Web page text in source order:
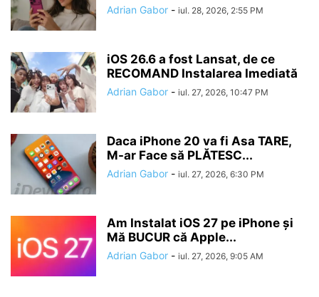
Adrian Gabor - iul. 28, 2026, 2:55 PM
iOS 26.6 a fost Lansat, de ce
RECOMAND Instalarea Imediată
Adrian Gabor - iul. 27, 2026, 10:47 PM
Daca iPhone 20 va fi Asa TARE,
M-ar Face să PLĂTESC...
Adrian Gabor - iul. 27, 2026, 6:30 PM
Am Instalat iOS 27 pe iPhone și
Mă BUCUR că Apple...
Adrian Gabor - iul. 27, 2026, 9:05 AM